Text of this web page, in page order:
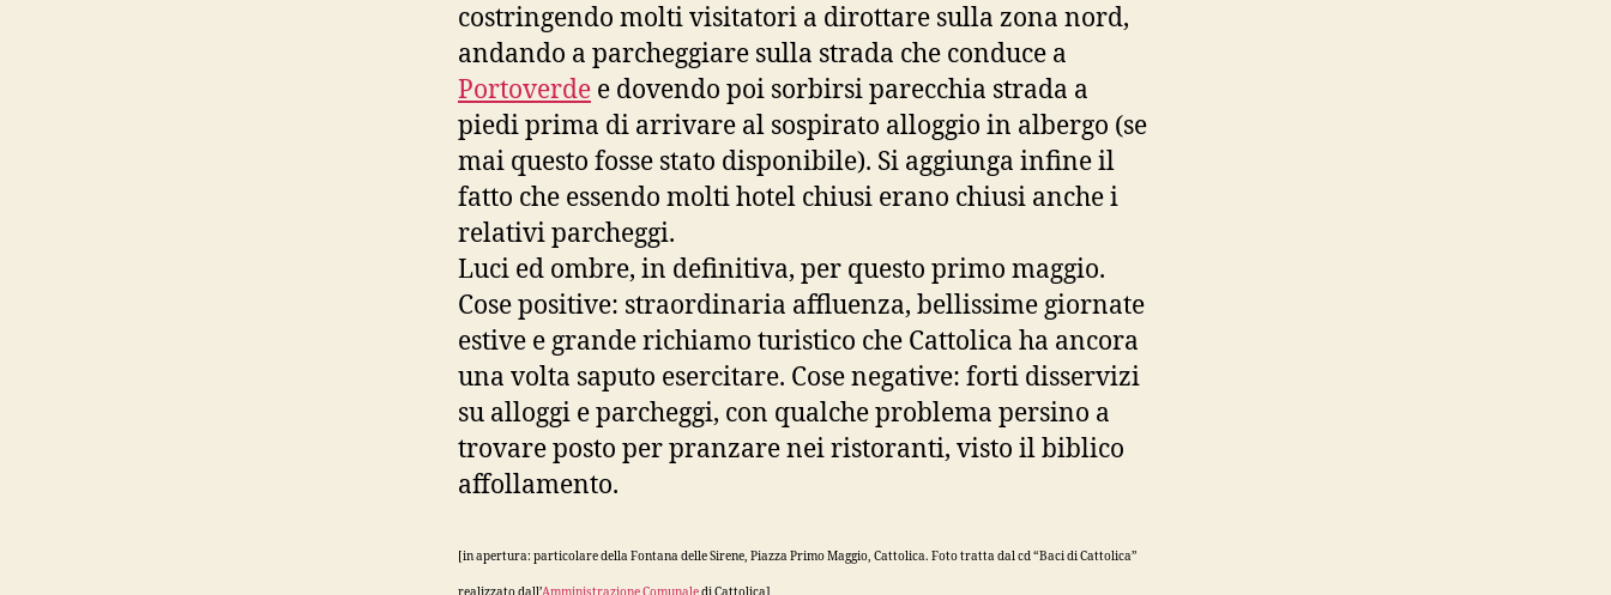
costringendo molti visitatori a dirottare sulla zona nord,
andando a parcheggiare sulla strada che conduce a
Portoverde e dovendo poi sorbirsi parecchia strada a
piedi prima di arrivare al sospirato alloggio in albergo (se
mai questo fosse stato disponibile). Si aggiunga infine il
fatto che essendo molti hotel chiusi erano chiusi anche i
relativi parcheggi.
Luci ed ombre, in definitiva, per questo primo maggio.
Cose positive: straordinaria affluenza, bellissime giornate
estive e grande richiamo turistico che Cattolica ha ancora
una volta saputo esercitare. Cose negative: forti disservizi
su alloggi e parcheggi, con qualche problema persino a
trovare posto per pranzare nei ristoranti, visto il biblico
affollamento.
[in apertura: particolare della Fontana delle Sirene, Piazza Primo Maggio, Cattolica. Foto tratta dal cd “Baci di Cattolica”